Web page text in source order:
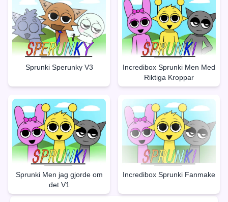
Sprunki Sperunky V3
Incredibox Sprunki Men Med
Riktiga Kroppar
Sprunki Men jag gjorde om
det V1
Incredibox Sprunki Fanmake